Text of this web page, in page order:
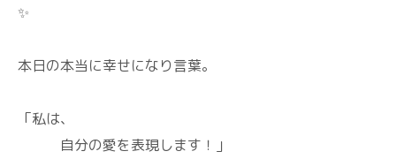
✨
本日の本当に幸せになり言葉。
「私は、
自分の愛を表現します！」